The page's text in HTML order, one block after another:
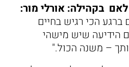
בקהילה: אורלי מור:
ברגע הכי רגיש בחיים
הידיעה שיש מישהי
– משנה הכול."